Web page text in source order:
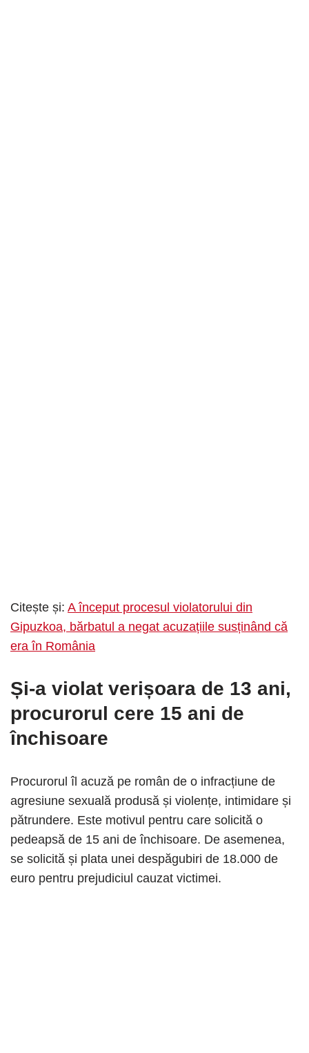
Citește și: A început procesul violatorului din
Gipuzkoa, bărbatul a negat acuzațiile susținând că
era în România
Și-a violat verișoara de 13 ani,
procurorul cere 15 ani de
închisoare
Procurorul îl acuză pe român de o infracțiune de
agresiune sexuală produsă și violențe, intimidare și
pătrundere. Este motivul pentru care solicită o
pedeapsă de 15 ani de închisoare. De asemenea,
se solicită și plata unei despăgubiri de 18.000 de
euro pentru prejudiciul cauzat victimei.